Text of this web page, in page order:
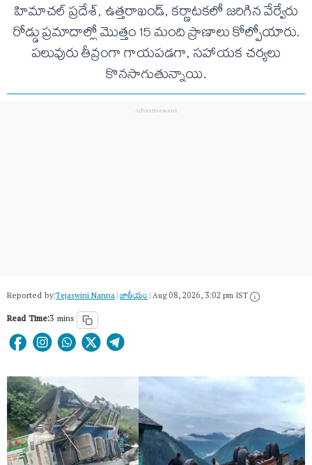
హిమాచల్ ప్రదేశ్, ఉత్తరాఖండ్, కర్ణాటకలో జరిగిన వేర్వేరు
రోడ్డు ప్రమాదాల్లో మొత్తం 15 మంది ప్రాణాలు కోల్పోయారు.
పలువురు తీవ్రంగా గాయపడగా, సహాయక చర్యలు
కొనసాగుతున్నాయి.
Reported by:Tejaswini Nanna|జాతీయం|Aug 08, 2026, 3:02 pm IST
Read Time:3 mins